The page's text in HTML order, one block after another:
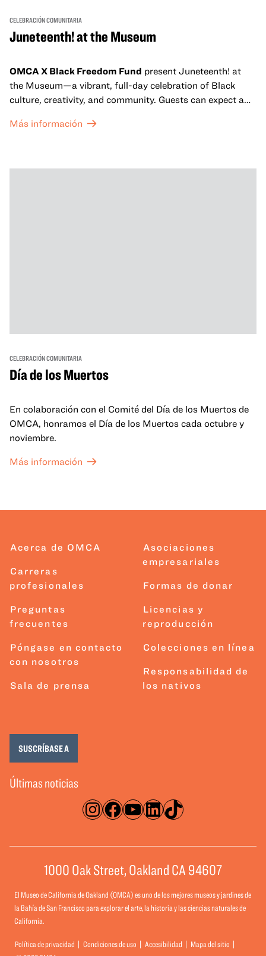
CELEBRACIÓN COMUNITARIA
Juneteenth! at the Museum
OMCA X Black Freedom Fund present Juneteenth! at
the Museum—a vibrant, full-day celebration of Black
culture, creativity, and community. Guests can expect a
sets from boundary-pushing artists, delicious offerings
move, make, and connect in celebration of Black culture.
Más información
CELEBRACIÓN COMUNITARIA
Día de los Muertos
En colaboración con el Comité del Día de los Muertos de
OMCA, honramos el Día de los Muertos cada octubre y
noviembre.
Más información
Acerca de OMCA
Carreras
profesionales
Preguntas
frecuentes
Póngase en contacto
con nosotros
Sala de prensa
Asociaciones
empresariales
Formas de donar
Licencias y
reproducción
Colecciones en línea
Responsabilidad de
los nativos
Instagram
Facebook
YouTube
LinkedIn
TikTok
Últimas noticias
SUSCRÍBASE A
1000 Oak Street, Oakland CA 94607
El Museo de California de Oakland (OMCA) es uno de los mejores museos y jardines de
la Bahía de San Francisco para explorar el arte, la historia y las ciencias naturales de
California.
Política de privacidad Condiciones de uso Accesibilidad
Mapa del sitio